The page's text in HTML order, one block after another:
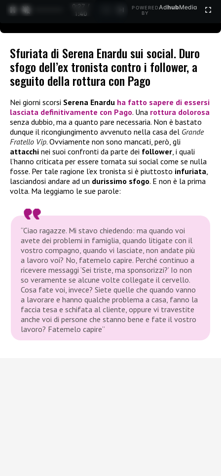
0:27 /
1:40
POWERED
BY
AdhubMedia
Sfuriata di Serena Enardu sui social. Duro
sfogo dell’ex tronista contro i follower, a
seguito della rottura con Pago
Nei giorni scorsi Serena Enardu ha fatto sapere di essersi
lasciata definitivamente con Pago. Una rottura dolorosa
senza dubbio, ma a quanto pare necessaria. Non è bastato
dunque il ricongiungimento avvenuto nella casa del Grande
Fratello Vip. Ovviamente non sono mancati, però, gli
attacchi nei suoi confronti da parte dei follower, i quali
l’hanno criticata per essere tornata sui social come se nulla
fosse. Per tale ragione l’ex tronista si è piuttosto infuriata,
lasciandosi andare ad un durissimo sfogo. E non è la prima
volta. Ma leggiamo le sue parole:
“Ciao ragazze. Mi stavo chiedendo: ma quando voi
avete dei problemi in famiglia, quando litigate con il
vostro compagno, quando vi lasciate, non andate più
a lavoro voi? No, fatemelo capire. Perché continuo a
ricevere messaggi ‘Sei triste, ma sponsorizzi?’ Io non
so veramente se alcune volte collegate il cervello.
Cosa fate voi, invece? Siete quelle che quando vanno
a lavorare e hanno qualche problema a casa, fanno la
faccia tesa e schifata al cliente, oppure vi travestite
anche voi di persone che stanno bene e fate il vostro
lavoro? Fatemelo capire”